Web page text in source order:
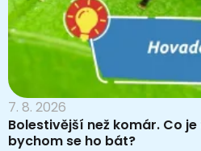
7. 8. 2026
Bolestivější než komár. Co
bychom se ho bát?